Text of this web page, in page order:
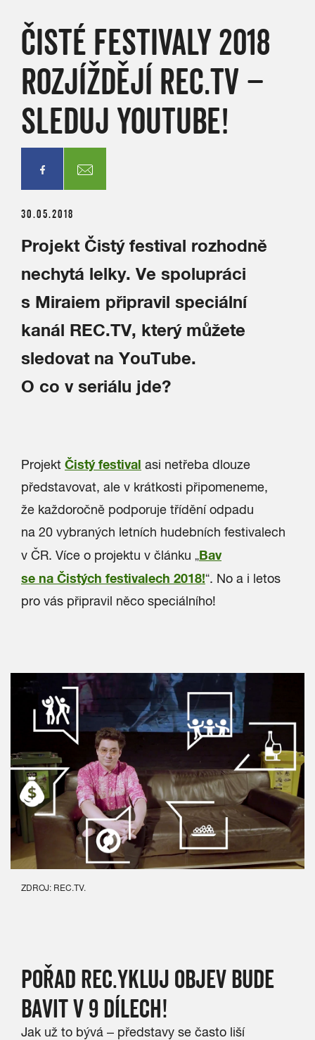
ČISTÉ FESTIVALY 2018
ROZJÍŽDĚJÍ REC.TV –
SLEDUJ YOUTUBE!
30.05.2018
Projekt Čistý festival rozhodně
nechytá lelky. Ve spolupráci
s Miraiem připravil speciální
kanál REC.TV, který můžete
sledovat na YouTube.
O co v seriálu jde?
Projekt Čistý festival asi netřeba dlouze
představovat, ale v krátkosti připomeneme,
že každoročně podporuje třídění odpadu
na 20 vybraných letních hudebních festivalech
v ČR. Více o projektu v článku „Bav
se na Čistých festivalech 2018!“. No a i letos
pro vás připravil něco speciálního!
ZDROJ: REC.TV.
POŘAD REC.YKLUJ OBJEV BUDE
BAVIT V 9 DÍLECH!
Jak už to bývá – představy se často liší